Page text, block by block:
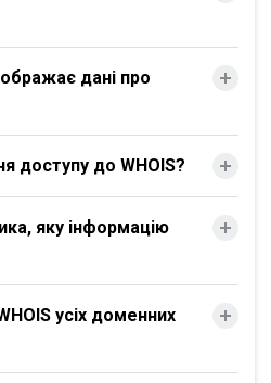
дані про
доступу до WHOIS?
яку інформацію
усіх доменних